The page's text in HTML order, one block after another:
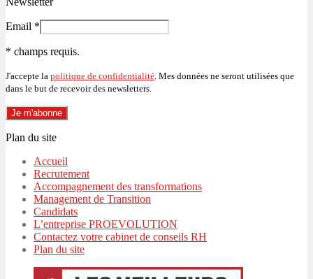
Email *
* champs requis.
J'accepte la politique de confidentialité. Mes données ne seront utilisées que
dans le but de recevoir des newsletters.
Plan du site
Accueil
Recrutement
Accompagnement des transformations
Management de Transition
Candidats
L’entreprise PROEVOLUTION
Contactez votre cabinet de conseils RH
Plan du site